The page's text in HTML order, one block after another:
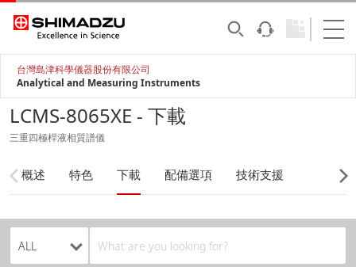
台灣島津科學儀器股份有限公司
Analytical and Measuring Instruments
LCMS-8065XE - 下載
三重四極桿液相質譜儀
概述 特色 下載 配備選項 技術支援